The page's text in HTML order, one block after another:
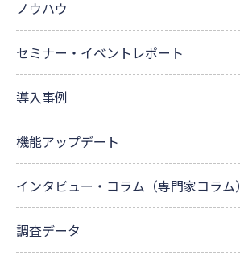
ノウハウ
セミナー・イベントレポート
導入事例
機能アップデート
インタビュー・コラム（専門家コラム）
調査データ